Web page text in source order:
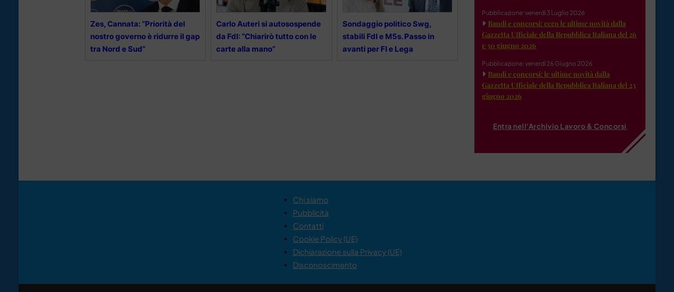
Zes, Cannata: “Priorità del
nostro governo è ridurre il gap
tra Nord e Sud”
Carlo Auteri si autosospende
da FdI: “Chiarirò tutto con le
carte alla mano”
Sondaggio politico Swg,
stabili FdI e M5s. Passo in
avanti per FI e Lega
Pubblicazione: venerdì 3 Luglio 2026
Bandi e concorsi: ecco le ultime novità dalla
Gazzetta Ufficiale della Repubblica Italiana del 26
e 30 giugno 2026
Pubblicazione: venerdì 26 Giugno 2026
Bandi e concorsi: le ultime novità dalla
Gazzetta Ufficiale della Repubblica Italiana del 23
giugno 2026
Entra nell'Archivio Lavoro & Concorsi
Chi siamo
Pubblicità
Contatti
Cookie Policy (UE)
Dichiarazione sulla Privacy (UE)
Disconoscimento